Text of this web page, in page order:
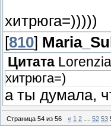
хитрюга=)))))
[810]
Цитата Lorenzia
хитрюга=)
а ты думала,
Страница 54 из 56 « 1 2 52 53